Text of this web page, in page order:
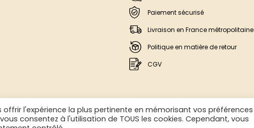
Paiement sécurisé
Livraison en France métropolitaine
Politique en matière de retour
CGV
l'expérience la plus pertinente en mémorisant vos préférences
consentez à l'utilisation de TOUS les cookies. Cependant, vous